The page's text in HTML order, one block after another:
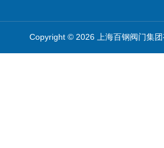
Copyright © 2026 上海百钢阀门集